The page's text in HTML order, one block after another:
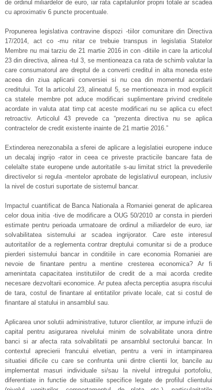
de ordinul miliardelor de euro, iar rata capitalurilor proprii totale ar scadea
cu aproximativ 6 puncte procentuale.
Propunerea legislativa contravine dispozi -tiilor comunitare din Directiva
17/2014, act co -mu nitar ce trebuie transpus in legislatia Statelor
Membre nu mai tarziu de 21 martie 2016 in con -ditiile in care la articolul
23 din directiva, alinea -tul 3, se mentioneaza ca rata de schimb valutar la
care consumatorul are dreptul de a converti creditul in alta moneda este
aceea din ziua aplicarii conversiei si nu cea din momentul acordarii
creditului. Tot la articolul 23, alineatul 5, se mentioneaza in mod explicit
ca statele membre pot aduce modificari suplimentare privind creditele
acordate in valuta atat timp cat aceste modificari nu se aplica cu efect
retroactiv. Articolul 43 prevede ca “prezenta directiva nu se aplica
contractelor de credit existente inainte de 21 martie 2016.”
Extinderea nerezonabila a sferei de aplicare a legislatiei europene induce
un decalaj ingrijo -rator in ceea ce priveste practicile bancare fata de
celelalte state europene unde autoritatile s-au limitat strict la prevederile
directivelor si regula -mentelor aprobate de legislativul european, inclusiv
la nivel de costuri suportate de sistemul bancar.
Impactul cuantificat de Banca Nationala a Romaniei generat de aplicarea
celor doua initia -tive de modificare a OUG 50/2010 ar consta in pierderi
estimate pentru perioada urmatoare de ordinul a miliardelor de euro, iar
solvabilitatea sistemului ar scadea ingrijorator. Care este interesul
autoritatilor de a reglementa contrar dreptului comunitar si de a produce
pierderi sistemului bancar in conditiile in care economia Romaniei are
nevoie de finantare pentru a mentine cresterea economica? Ar fi
amenintata capacitatea institutiilor de credit de a mai acorda credite
necesare dezvoltarii economice. Ar putea afecta perceptia asupra riscului
de tara, costul de finantare al entitatilor private locale, cat si costul de
finantare al statului in ansamblul sau.
Aplicarea unor solutii administrative, tuturor clientilor, ar impune infuzii de
capital pentru asigurarea nivelului minim de solvabilitate unora dintre
banci si ar afecta rata solvabilitatii pe ansamblul sectorului bancar. In
contextul aprecierii francului elvetian, pentru a veni in intampinarea
situatiei dificile cu care se confrunta unii dintre clientii lor, bancile au
implementat masuri individuale si/sau la nivelul intregului portofoliu,
diferentiate in functie de situatiile specifice legate de profilul clientului